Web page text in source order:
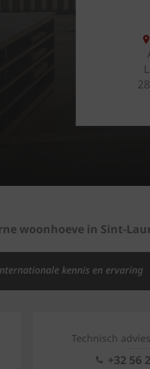
woonhoeve in Sint-
kennis en ervaring
Technisch
+32 56